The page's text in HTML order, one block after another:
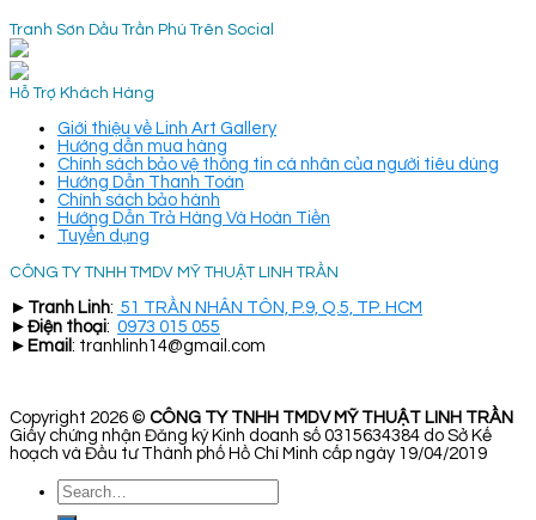
Tranh Sơn Dầu Trần Phú Trên Social
Hỗ Trợ Khách Hàng
Giới thiệu về Linh Art Gallery
Hướng dẫn mua hàng
Chính sách bảo vệ thông tin cá nhân của người tiêu dùng
Hướng Dẫn Thanh Toán
Chính sách bảo hành
Hướng Dẫn Trả Hàng Và Hoàn Tiền
Tuyển dụng
CÔNG TY TNHH TMDV MỸ THUẬT LINH TRẦN
► Tranh Linh: 51 TRẦN NHÂN TÔN, P.9, Q.5, TP. HCM
► Điện thoại: 0973 015 055
► Email : tranhlinh14@gmail.com
Copyright 2026 © CÔNG TY TNHH TMDV MỸ THUẬT LINH TRẦN
Giấy chứng nhận Đăng ký Kinh doanh số 0315634384 do Sở Kế
hoạch và Đầu tư Thành phố Hồ Chí Minh cấp ngày 19/04/2019
Search
for: